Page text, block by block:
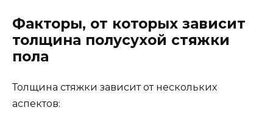
Факторы, от которых зависит
толщина полусухой стяжки
пола
Толщина стяжки зависит от нескольких
аспектов: